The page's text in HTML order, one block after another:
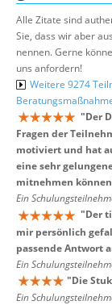
Alle Zitate sind
Sie, dass wir aber
nennen. Gerne
uns anfordern!
Weitere 9274
"Der
Fragen der
motiviert und hat
eine sehr
mitnehmen
Ein
"Der
mir persönlich
passende Antwort
Ein
"Die
Ein